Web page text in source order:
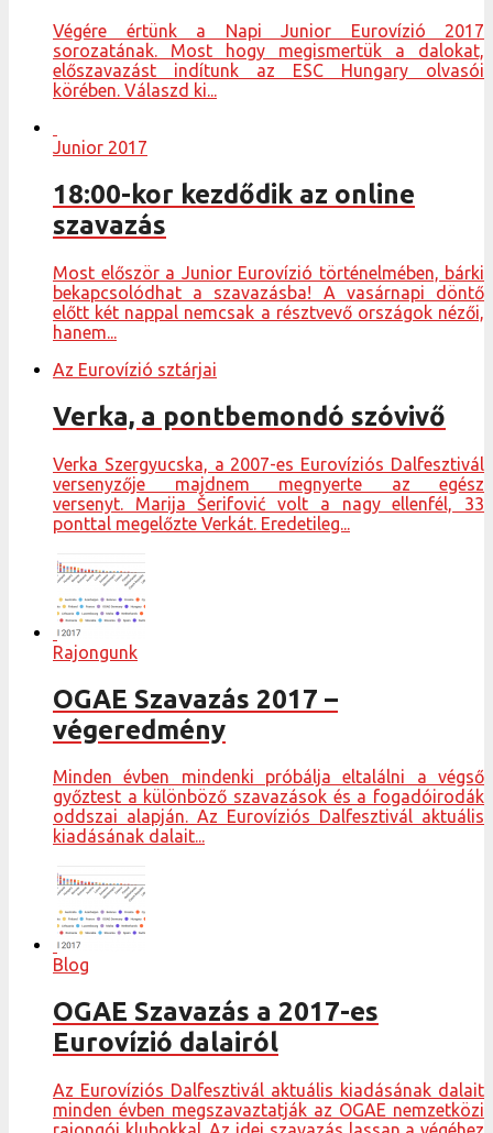
Végére értünk a Napi Junior Eurovízió 2017
sorozatának. Most hogy megismertük a dalokat,
előszavazást indítunk az ESC Hungary olvasói
körében. Válaszd ki...
Junior 2017
18:00-kor kezdődik az online
szavazás
Most először a Junior Eurovízió történelmében, bárki
bekapcsolódhat a szavazásba! A vasárnapi döntő
előtt két nappal nemcsak a résztvevő országok nézői,
hanem...
Az Eurovízió sztárjai
Verka, a pontbemondó szóvivő
Verka Szergyucska, a 2007-es Eurovíziós Dalfesztivál
versenyzője majdnem megnyerte az egész
versenyt. Marija Šerifović volt a nagy ellenfél, 33
ponttal megelőzte Verkát. Eredetileg...
Rajongunk
OGAE Szavazás 2017 –
végeredmény
Minden évben mindenki próbálja eltalálni a végső
győztest a különböző szavazások és a fogadóirodák
oddszai alapján. Az Eurovíziós Dalfesztivál aktuális
kiadásának dalait...
Blog
OGAE Szavazás a 2017-es
Eurovízió dalairól
Az Eurovíziós Dalfesztivál aktuális kiadásának dalait
minden évben megszavaztatják az OGAE nemzetközi